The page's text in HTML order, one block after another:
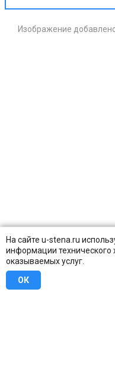
На сайте u-stena.ru
информации технического
оказываемых услуг.
ОК
Изображение